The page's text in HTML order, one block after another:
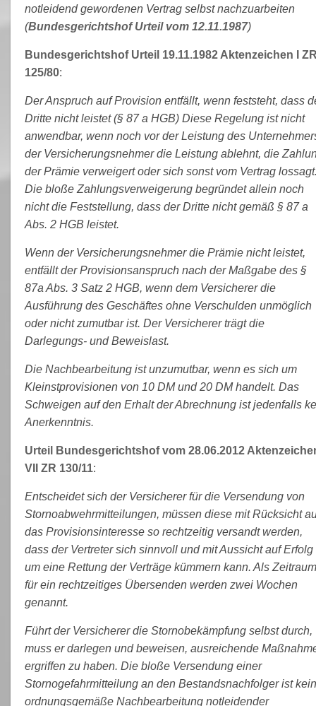
notleidend gewordenen Vertrag selbst nachzuarbeiten
(Bundesgerichtshof Urteil vom 12.11.1987)
Bundesgerichtshof Urteil 19.11.1982 Aktenzeichen I
125/80:
Der Anspruch auf Provision entfällt, wenn feststeht, dass
Dritte nicht leistet (§ 87 a HGB) Diese Regelung ist nicht
anwendbar, wenn noch vor der Leistung des
der Versicherungsnehmer die Leistung ablehnt, die
der Prämie verweigert oder sich sonst vom Vertrag
Die bloße Zahlungsverweigerung begründet allein noch
nicht die Feststellung, dass der Dritte nicht gemäß § 87 a
Abs. 2 HGB leistet.
Wenn der Versicherungsnehmer die Prämie nicht leistet,
entfällt der Provisionsanspruch nach der Maßgabe des §
87a Abs. 3 Satz 2 HGB, wenn dem Versicherer die
Ausführung des Geschäftes ohne Verschulden unmöglich
oder nicht zumutbar ist. Der Versicherer trägt die
Darlegungs- und Beweislast.
Die Nachbearbeitung ist unzumutbar, wenn es sich um
Kleinstprovisionen von 10 DM und 20 DM handelt. Das
Schweigen auf den Erhalt der Abrechnung ist jedenfalls
Anerkenntnis.
Urteil Bundesgerichtshof vom 28.06.2012
VII ZR 130/11:
Entscheidet sich der Versicherer für die Versendung von
Stornoabwehrmitteilungen, müssen diese mit Rücksicht
das Provisionsinteresse so rechtzeitig versandt werden,
dass der Vertreter sich sinnvoll und mit Aussicht auf Erfolg
um eine Rettung der Verträge kümmern kann. Als Zeitraum
für ein rechtzeitiges Übersenden werden zwei Wochen
genannt.
Führt der Versicherer die Stornobekämpfung selbst durch,
muss er darlegen und beweisen, ausreichende
ergriffen zu haben. Die bloße Versendung einer
Stornogefahrmitteilung an den Bestandsnachfolger ist
ordnungsgemäße Nachbearbeitung notleidender